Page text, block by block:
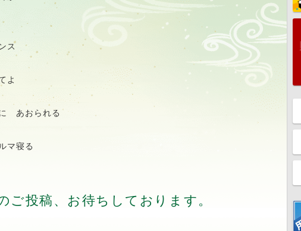
ス
よ
あおられる
マ寝る
ご投稿、お待ちしております。